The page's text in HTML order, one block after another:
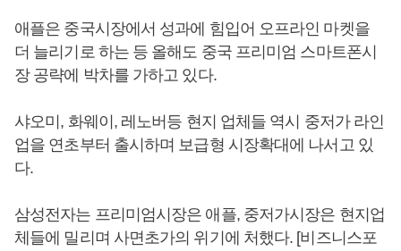
애플은 중국시장에서 성과에 힘입어 오프라인 마켓을
더 늘리기로 하는 등 올해도 중국 프리미엄 스마트폰시
장 공략에 박차를 가하고 있다.
샤오미, 화웨이, 레노버등 현지 업체들 역시 중저가 라인
업을 연초부터 출시하며 보급형 시장확대에 나서고 있
다.
삼성전자는 프리미엄시장은 애플, 중저가시장은 현지업
체들에 밀리며 사면초가의 위기에 처했다. [비즈니스포